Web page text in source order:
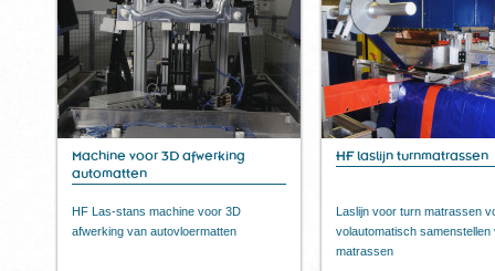
Machine voor 3D afwerking
automatten
HF Las-stans machine voor 3D
afwerking van autovloermatten
HF laslijn turnmatrassen
Laslijn voor turn matrassen
volautomatisch samenstellen
matrassen